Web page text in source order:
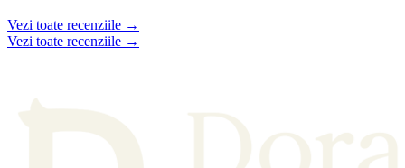
Vezi toate recenziile →
Vezi toate recenziile →